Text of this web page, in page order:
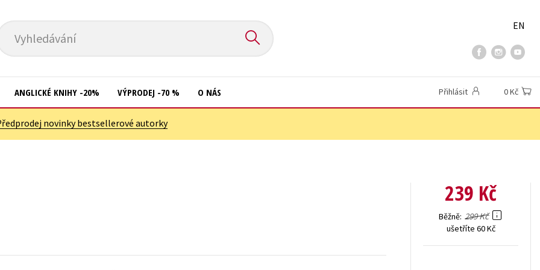
Vyhledávání
EN
ANGLICKÉ KNIHY -20% VÝPRODEJ -70 % O NÁS Přihlásit 0 Kč
novinky bestsellerové autorky
239 Kč
Běžně 299 Kč
ušetříte 60 Kč